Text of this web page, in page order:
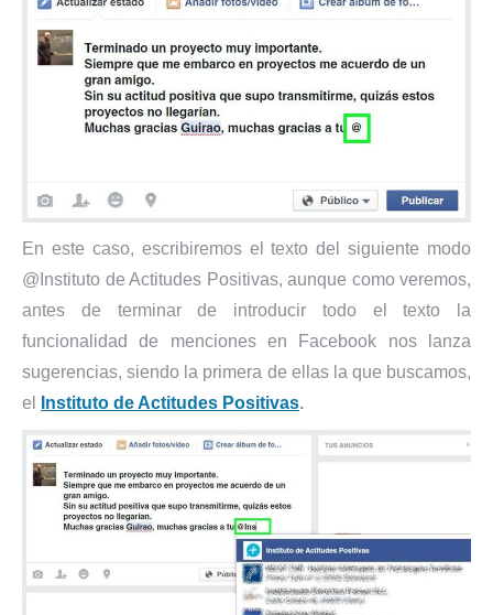
En este caso, escribiremos el texto del siguiente modo
@Instituto de Actitudes Positivas, aunque como veremos,
antes de terminar de introducir todo el texto la
funcionalidad de menciones en Facebook nos lanza
sugerencias, siendo la primera de ellas la que buscamos,
el
Instituto de Actitudes Positivas.